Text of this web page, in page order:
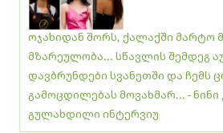
ოჯახიდან შორს, ქალაქში მარტო
მზარეულობა... სწავლის შემდეგ
დავბრუნდები სვანეთში და ჩემს
გამოცდილებას მოვახმარ... - ნინი
გულახდილი ინტერვიუ